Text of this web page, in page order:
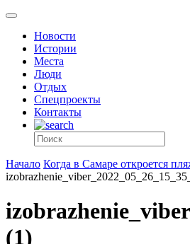
Новости
Истории
Места
Люди
Отдых
Спецпроекты
Контакты
Начало Когда в Самаре откроется
(1)